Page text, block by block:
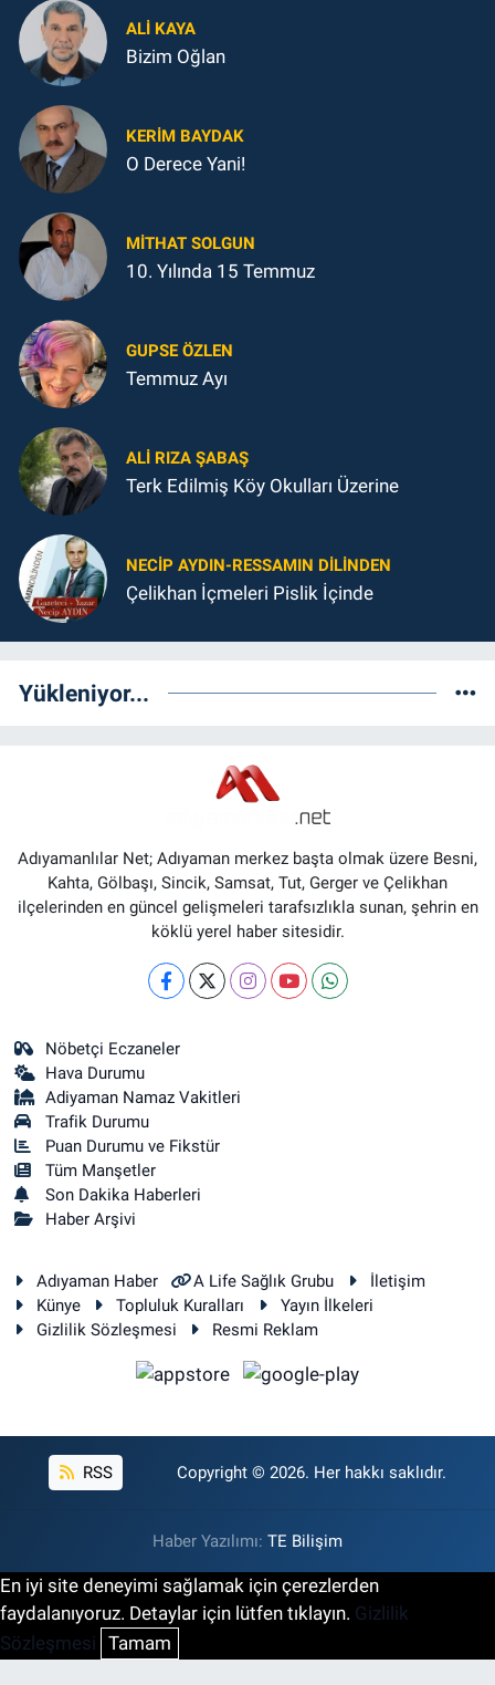
ALI KAYA
Bizim Oğlan
KERIM BAYDAK
O Derece Yani!
MITHAT SOLGUN
10. Yılında 15 Temmuz
GUPSE ÖZLEN
Temmuz Ayı
ALI RIZA ŞABAŞ
Terk Edilmiş Köy Okulları Üzerine
NECIP AYDIN-RESSAMIN DILINDEN
Çelikhan İçmeleri Pislik İçinde
Yükleniyor...
Adıyamanlılar Net; Adıyaman merkez başta olmak üzere Besni,
Kahta, Gölbaşı, Sincik, Samsat, Tut, Gerger ve Çelikhan
ilçelerinden en güncel gelişmeleri tarafsızlıkla sunan, şehrin en
köklü yerel haber sitesidir.
Nöbetçi Eczaneler
Hava Durumu
Adiyaman Namaz Vakitleri
Trafik Durumu
Puan Durumu ve Fikstür
Tüm Manşetler
Son Dakika Haberleri
Haber Arşivi
Adıyaman Haber A Life Sağlık Grubu
İletişim
Künye
Topluluk Kuralları
Yayın İlkeleri
Gizlilik Sözleşmesi
Resmi Reklam
RSS Copyright © 2026. Her hakkı saklıdır.
Haber Yazılımı: TE Bilişim
En iyi site deneyimi sağlamak için çerezlerden
faydalanıyoruz. Detaylar için lütfen tıklayın. Gizlilik
Sözleşmesi Tamam